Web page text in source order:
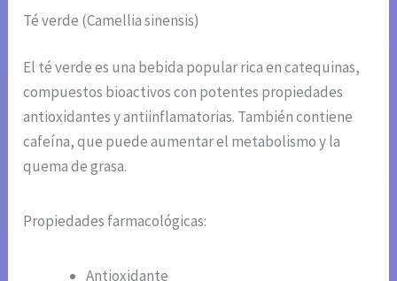
Té verde (Camellia sinensis)
El té verde es una bebida popular rica en catequinas,
compuestos bioactivos con potentes propiedades
antioxidantes y antiinflamatorias. También contiene
cafeína, que puede aumentar el metabolismo y la
quema de grasa.
Propiedades farmacológicas:
Antioxidante